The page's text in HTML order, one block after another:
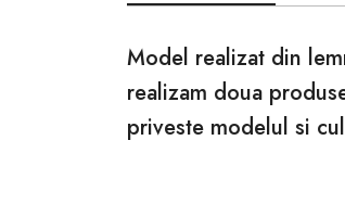
Model realizat din
realizam doua
priveste modelul si